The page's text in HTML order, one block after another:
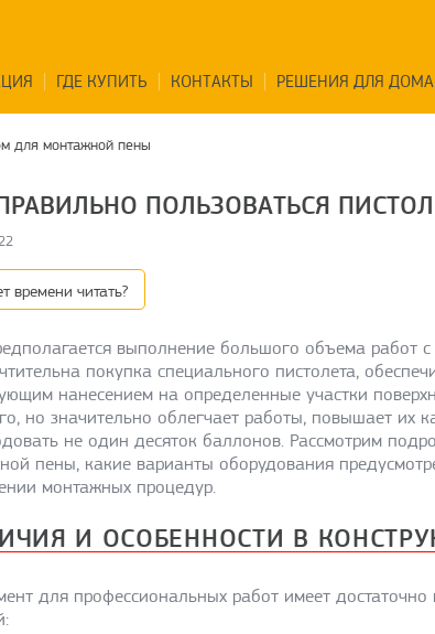
ГДЕ КУПИТЬ КОНТАКТЫ РЕШЕНИЯ ДЛЯ ДОМА
для монтажной пены
ПОЛЬЗОВАТЬСЯ
времени читать?
выполнение большого объема работ
покупка специального пистолета,
нанесением на определенные участки
но значительно облегчает работы, повышает их
не один десяток баллонов. Рассмотрим
пены, какие варианты оборудования
монтажных процедур.
И ОСОБЕННОСТИ В
для профессиональных работ имеет